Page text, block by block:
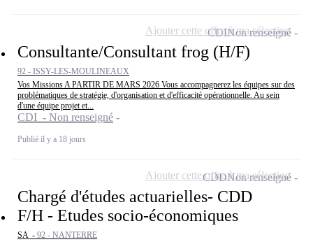
Consultante/Consultant frog (H/F)
92 - ISSY-LES-MOULINEAUX
Vos Missions A PARTIR DE MARS 2026 Vous accompagnerez les équipes sur des
problématiques de stratégie, d'organisation et d'efficacité opérationnelle. Au sein
d'une équipe projet et...
CDI - Non renseigné
Publié il y a 18 jours
CDINon renseigné
Ajouter cette offre à ma sélection
Chargé d'études actuarielles- CDD
F/H - Etudes socio-économiques
SA - 92 - NANTERRE
CDDNon renseigné
Ajouter cette offre à ma sélection